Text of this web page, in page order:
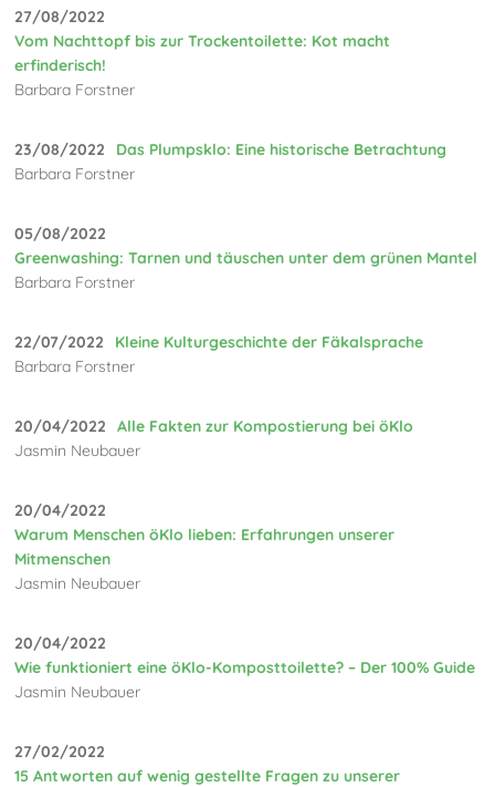
27/08/2022
Vom Nachttopf bis zur Trockentoilette: Kot macht
erfinderisch!
Barbara Forstner
23/08/2022
Das Plumpsklo: Eine historische Betrachtung
Barbara Forstner
05/08/2022
Greenwashing: Tarnen und täuschen unter dem grünen Mantel
Barbara Forstner
22/07/2022
Kleine Kulturgeschichte der Fäkalsprache
Barbara Forstner
20/04/2022
Alle Fakten zur Kompostierung bei öKlo
Jasmin Neubauer
20/04/2022
Warum Menschen öKlo lieben: Erfahrungen unserer
Mitmenschen
Jasmin Neubauer
20/04/2022
Wie funktioniert eine öKlo-Komposttoilette? – Der 100% Guide
Jasmin Neubauer
27/02/2022
15 Antworten auf wenig gestellte Fragen zu unserer